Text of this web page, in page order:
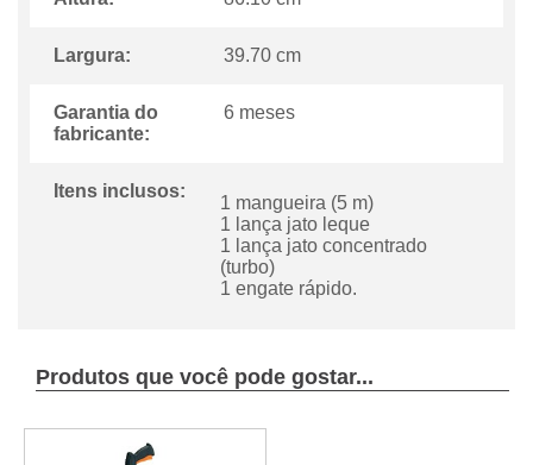
Largura: 39.70 cm
Garantia do
fabricante:
6 meses
Itens inclusos:
1 mangueira (5 m)
1 lança jato leque
1 lança jato concentrado
(turbo)
1 engate rápido.
Produtos que você pode gostar...